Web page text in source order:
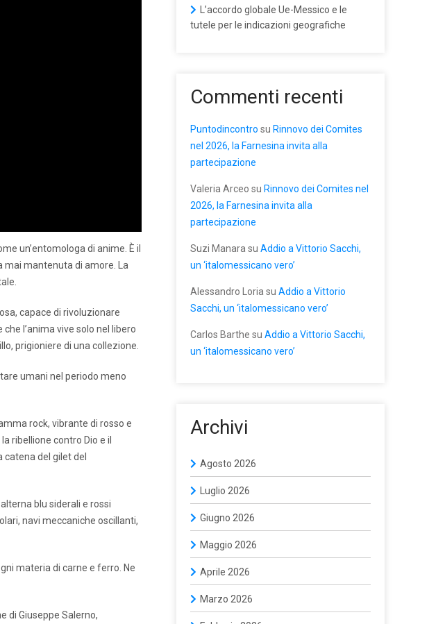
un’entomologa di anime. È il
mai mantenuta di amore. La
capace di rivoluzionare
l’anima vive solo nel libero
prigioniere di una collezione.
umani nel periodo meno
rock, vibrante di rosso e
ribellione contro Dio e il
del gilet del
blu siderali e rossi
navi meccaniche oscillanti,
materia di carne e ferro. Ne
di Giuseppe Salerno,
L’accordo globale Ue-Messico e le
tutele per le indicazioni geografiche
Commenti recenti
Puntodincontro su Rinnovo dei Comites
nel 2026, la Farnesina invita alla
partecipazione
Valeria Arceo su Rinnovo dei Comites nel
2026, la Farnesina invita alla
partecipazione
Suzi Manara su Addio a Vittorio Sacchi,
un ‘italomessicano vero’
Alessandro Loria su Addio a Vittorio
Sacchi, un ‘italomessicano vero’
Carlos Barthe su Addio a Vittorio Sacchi,
un ‘italomessicano vero’
Archivi
Agosto 2026
Luglio 2026
Giugno 2026
Maggio 2026
Aprile 2026
Marzo 2026